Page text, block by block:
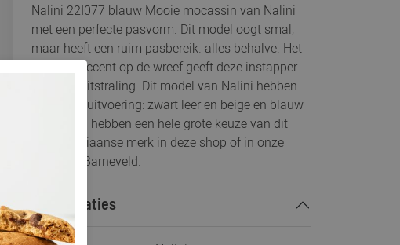
Nalini 22I077 blauw Mooie mocassin van Nalini
met een perfecte pasvorm. Dit model oogt smal,
maar heeft een ruim pasbereik. alles behalve. Het
metalen accent op de wreef geeft deze instapper
een rijke uitstraling. Dit model van Nalini hebben
wij in drie uitvoering: zwart leer en beige en blauw
suède. Wij hebben een hele grote keuze van dit
mooie Italiaanse merk in deze shop of in onze
winkel in Barneveld.
Specificaties